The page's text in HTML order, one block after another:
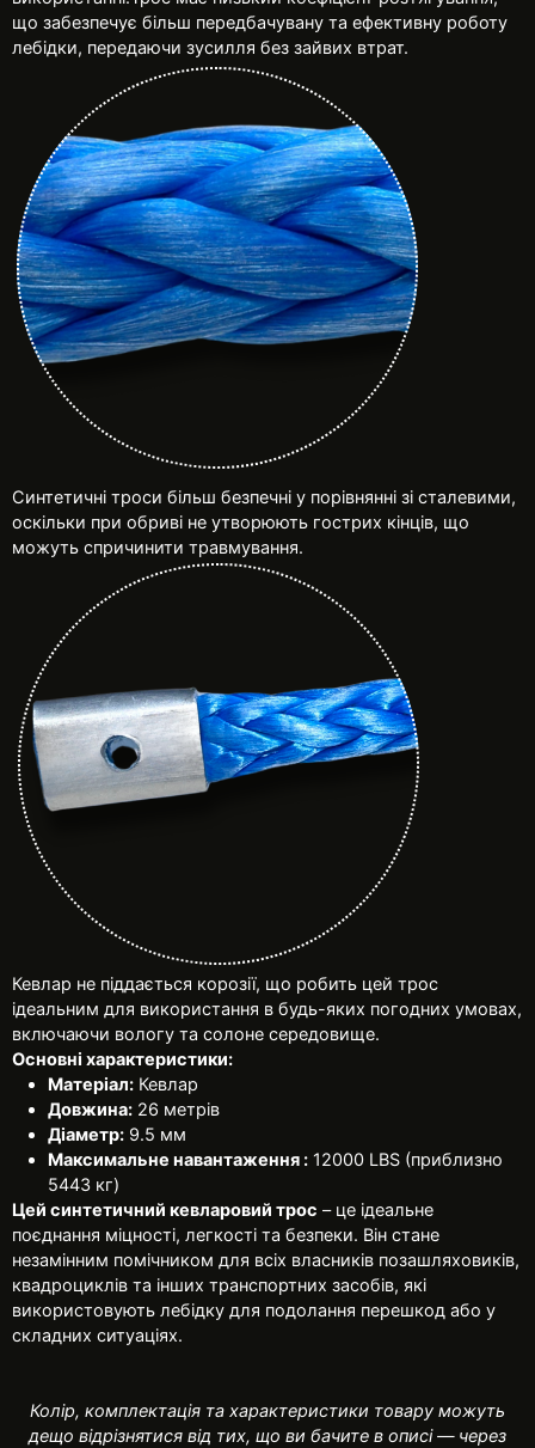
що забезпечує більш передбачувану та ефективну роботу
лебідки, передаючи зусилля без зайвих втрат.
Синтетичні троси більш безпечні у порівнянні зі сталевими,
оскільки при обриві не утворюють гострих кінців, що
можуть спричинити травмування.
Кевлар не піддається корозії, що робить цей трос
ідеальним для використання в будь-яких погодних умовах,
включаючи вологу та солоне середовище.
Основні характеристики:
Матеріал: Кевлар
Довжина: 26 метрів
Діаметр: 9.5 мм
Максимальне навантаження : 12000 LBS (приблизно
5443 кг)
Цей синтетичний кевларовий трос – це ідеальне
поєднання міцності, легкості та безпеки. Він стане
незамінним помічником для всіх власників позашляховиків,
квадроциклів та інших транспортних засобів, які
використовують лебідку для подолання перешкод або у
складних ситуаціях.
Колір, комплектація та характеристики товару можуть
дещо відрізнятися від тих, що ви бачите в описі — через